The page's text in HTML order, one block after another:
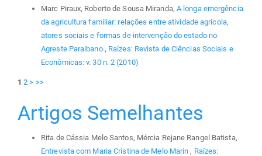
Marc Piraux, Roberto de Sousa Miranda, A longa emergência
da agricultura familiar: relações entre atividade agrícola,
atores sociais e formas de intervenção do estado no
Agreste Paraibano , Raízes: Revista de Ciências Sociais e
Econômicas: v. 30 n. 2 (2010)
1 2 > >>
Artigos Semelhantes
Rita de Cássia Melo Santos, Mércia Rejane Rangel Batista,
Entrevista com Maria Cristina de Melo Marin , Raízes: